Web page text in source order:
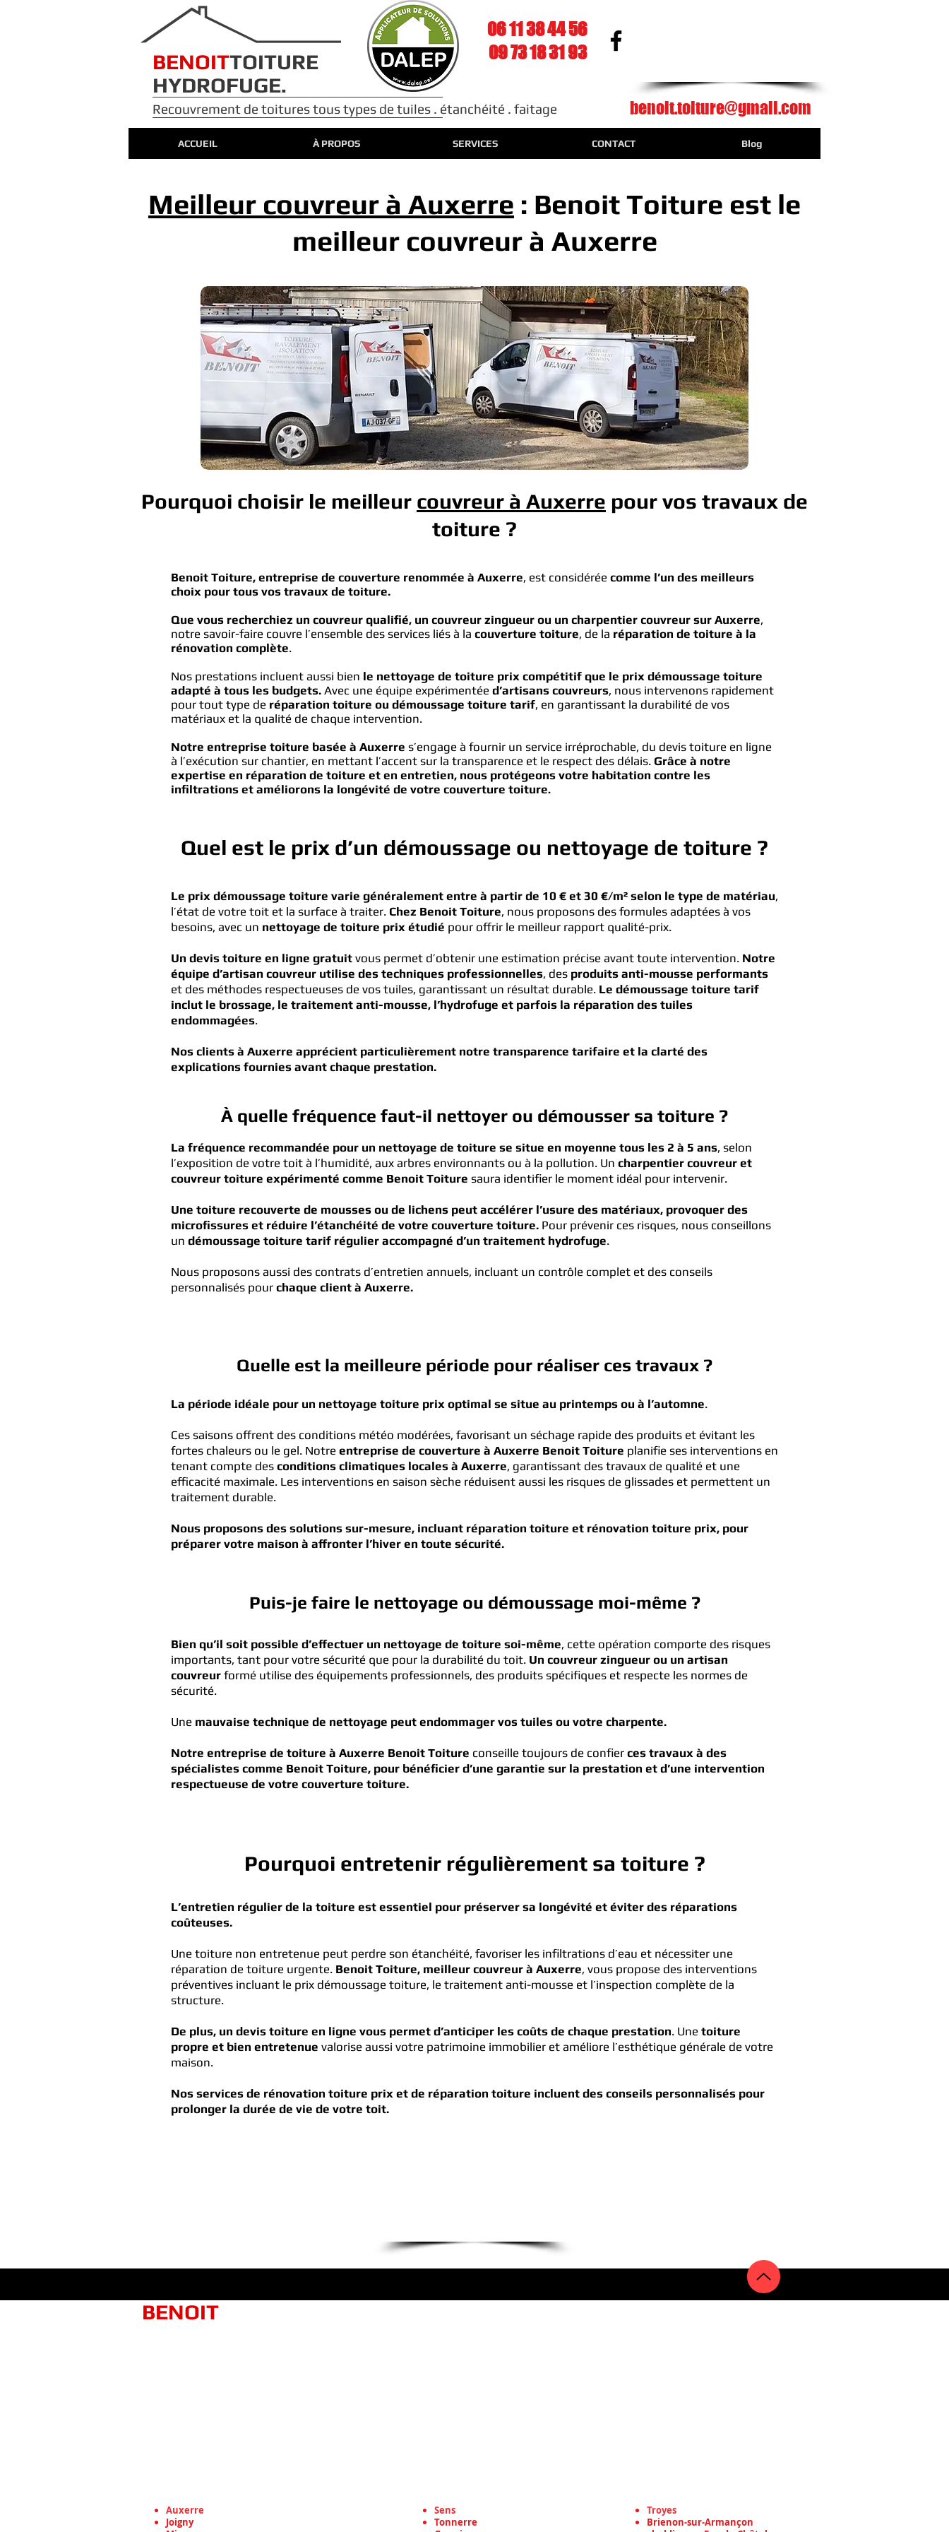
​​​BENOITTOITURE
HYDROFUGE.
06 11 38 44 56
09 73 18 31 93
benoit.toiture@gmail.com
Recouvrement de toitures tous types de tuiles . étanchéité . faitage
ACCUEIL À PROPOS SERVICES CONTACT Blog
Meilleur couvreur à Auxerre : Benoit Toiture est le
meilleur couvreur à Auxerre
Pourquoi choisir le meilleur couvreur à Auxerre pour vos travaux de
toiture ?
​Benoit Toiture, entreprise de couverture renommée à Auxerre, est considérée comme l’un des meilleurs
choix pour tous vos travaux de toiture.
Que vous recherchiez un couvreur qualifié, un couvreur zingueur ou un charpentier couvreur sur Auxerre,
notre savoir-faire couvre l’ensemble des services liés à la couverture toiture, de la réparation de toiture à la
rénovation complète.
Nos prestations incluent aussi bien le nettoyage de toiture prix compétitif que le prix démoussage toiture
adapté à tous les budgets. Avec une équipe expérimentée d’artisans couvreurs, nous intervenons rapidement
pour tout type de réparation toiture ou démoussage toiture tarif, en garantissant la durabilité de vos
matériaux et la qualité de chaque intervention.
Notre entreprise toiture basée à Auxerre s’engage à fournir un service irréprochable, du devis toiture en ligne
à l’exécution sur chantier, en mettant l’accent sur la transparence et le respect des délais. Grâce à notre
expertise en réparation de toiture et en entretien, nous protégeons votre habitation contre les
infiltrations et améliorons la longévité de votre couverture toiture.
Quel est le prix d’un démoussage ou nettoyage de toiture ?
Le prix démoussage toiture varie généralement entre à partir de 10 € et 30 €/m² selon le type de matériau,
l’état de votre toit et la surface à traiter. Chez Benoit Toiture, nous proposons des formules adaptées à vos
besoins, avec un nettoyage de toiture prix étudié pour offrir le meilleur rapport qualité-prix.
Un devis toiture en ligne gratuit vous permet d’obtenir une estimation précise avant toute intervention. Notre
équipe d’artisan couvreur utilise des techniques professionnelles, des produits anti-mousse performants
et des méthodes respectueuses de vos tuiles, garantissant un résultat durable. Le démoussage toiture tarif
inclut le brossage, le traitement anti-mousse, l’hydrofuge et parfois la réparation des tuiles
endommagées.
Nos clients à Auxerre apprécient particulièrement notre transparence tarifaire et la clarté des
explications fournies avant chaque prestation.
À quelle fréquence faut-il nettoyer ou démousser sa toiture ?
La fréquence recommandée pour un nettoyage de toiture se situe en moyenne tous les 2 à 5 ans, selon
l’exposition de votre toit à l’humidité, aux arbres environnants ou à la pollution. Un charpentier couvreur et
couvreur toiture expérimenté comme Benoit Toiture saura identifier le moment idéal pour intervenir.
Une toiture recouverte de mousses ou de lichens peut accélérer l’usure des matériaux, provoquer des
microfissures et réduire l’étanchéité de votre couverture toiture. Pour prévenir ces risques, nous conseillons
un démoussage toiture tarif régulier accompagné d’un traitement hydrofuge.
Nous proposons aussi des contrats d’entretien annuels, incluant un contrôle complet et des conseils
personnalisés pour chaque client à Auxerre.
Quelle est la meilleure période pour réaliser ces travaux ?
La période idéale pour un nettoyage toiture prix optimal se situe au printemps ou à l’automne.
Ces saisons offrent des conditions météo modérées, favorisant un séchage rapide des produits et évitant les
fortes chaleurs ou le gel. Notre entreprise de couverture à Auxerre Benoit Toiture planifie ses interventions en
tenant compte des conditions climatiques locales à Auxerre, garantissant des travaux de qualité et une
efficacité maximale. Les interventions en saison sèche réduisent aussi les risques de glissades et permettent un
traitement durable.
Nous proposons des solutions sur-mesure, incluant réparation toiture et rénovation toiture prix, pour
préparer votre maison à affronter l’hiver en toute sécurité.
Puis-je faire le nettoyage ou démoussage moi-même ?
Bien qu’il soit possible d’effectuer un nettoyage de toiture soi-même, cette opération comporte des risques
importants, tant pour votre sécurité que pour la durabilité du toit. Un couvreur zingueur ou un artisan
couvreur formé utilise des équipements professionnels, des produits spécifiques et respecte les normes de
sécurité.
Une mauvaise technique de nettoyage peut endommager vos tuiles ou votre charpente.
Notre entreprise de toiture à Auxerre Benoit Toiture conseille toujours de confier ces travaux à des
spécialistes comme Benoit Toiture, pour bénéficier d’une garantie sur la prestation et d’une intervention
respectueuse de votre couverture toiture.
Pourquoi entretenir régulièrement sa toiture ?
L’entretien régulier de la toiture est essentiel pour préserver sa longévité et éviter des réparations
coûteuses.
Une toiture non entretenue peut perdre son étanchéité, favoriser les infiltrations d’eau et nécessiter une
réparation de toiture urgente. Benoit Toiture, meilleur couvreur à Auxerre, vous propose des interventions
préventives incluant le prix démoussage toiture, le traitement anti-mousse et l’inspection complète de la
structure.
De plus, un devis toiture en ligne vous permet d’anticiper les coûts de chaque prestation. Une toiture
propre et bien entretenue valorise aussi votre patrimoine immobilier et améliore l’esthétique générale de votre
maison.
Nos services de rénovation toiture prix et de réparation toiture incluent des conseils personnalisés pour
prolonger la durée de vie de votre toit.
​​​BENOIT
Auxerre
Joigny
Sens
Tonnerre
Troyes
Brienon-sur-Armançon